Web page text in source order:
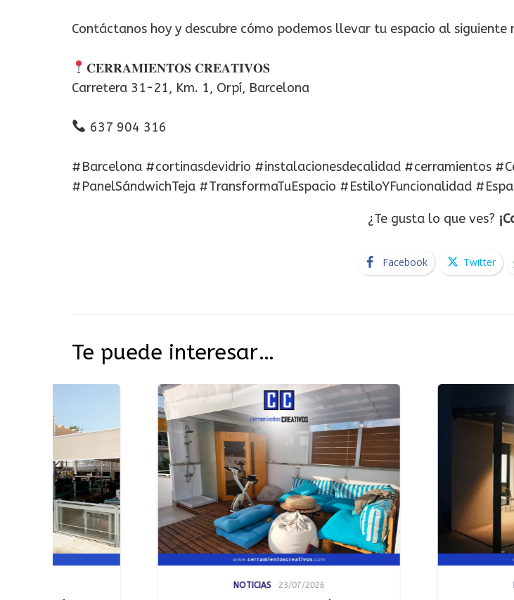
Contáctanos hoy y descubre cómo podemos llevar tu espacio al siguiente
𝐂𝐄𝐑𝐑𝐀𝐌𝐈𝐄𝐍𝐓𝐎𝐒 𝐂𝐑𝐄𝐀𝐓𝐈𝐕𝐎𝐒
Carretera 31-21, Km. 1, Orpí, Barcelona
637 904 316
#Barcelona #cortinasdevidrio #instalacionesdecalidad #cerramientos
#PanelSándwichTeja #TransformaTuEspacio #EstiloYFuncionalidad
¿Te gusta lo que ves?
Facebook Twitter
Te puede interesar…